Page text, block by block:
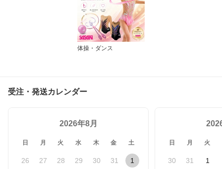
体操・ダンス
受注・発送カレンダー
2026年8月
日 月 火 水 木 金 土
26 27 28 29 30 31 1
日 月 火
30 31 1